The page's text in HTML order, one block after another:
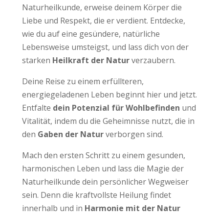
Naturheilkunde, erweise deinem Körper die
Liebe und Respekt, die er verdient. Entdecke,
wie du auf eine gesündere, natürliche
Lebensweise umsteigst, und lass dich von der
starken Heilkraft der Naturverzaubern.
Deine Reise zu einem erfüllteren,
energiegeladenen Leben beginnt hier und jetzt.
Entfalte dein Potenzial für Wohlbefinden und
Vitalität, indem du die Geheimnisse nutzt, die in
den Gaben der Naturverborgen sind.
Mach den ersten Schritt zu einem gesunden,
harmonischen Leben und lass die Magie der
Naturheilkunde dein persönlicher Wegweiser
sein. Denn die kraftvollste Heilung findet
innerhalb und in Harmonie mit der Natur